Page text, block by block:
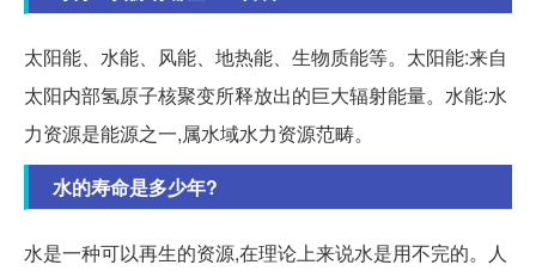
太阳能、水能、风能、地热能、生物质能等。太阳能:来自
太阳内部氢原子核聚变所释放出的巨大辐射能量。水能:水
力资源是能源之一,属水域水力资源范畴。
水的寿命是多少年?
水是一种可以再生的资源,在理论上来说水是用不完的。人